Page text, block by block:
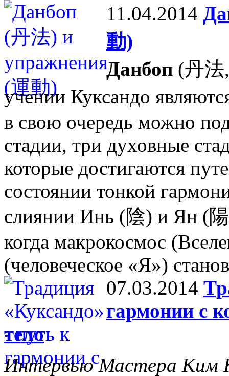
11.04.2014
動)
Данбоп (丹法
учении Куксандо
в свою очередь можно
стадии, три духовные
которые достигаются
состоянии тонкой
слиянии Инь (陰) и Ян (陽
когда макрокосмос
(человеческое «Я»)
07.03.2014
гармонии с
тело
Интервью Мастера Ким